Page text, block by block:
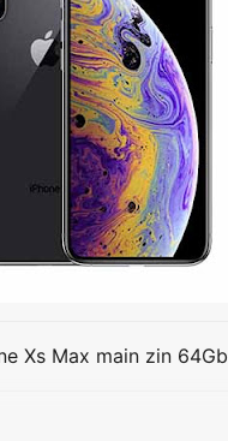
Xs Max main zin 64Gb